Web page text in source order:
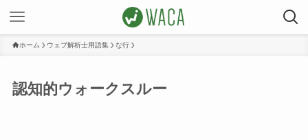
ホーム ウェブ解析士用語集 な行
認知的ウォークスルー